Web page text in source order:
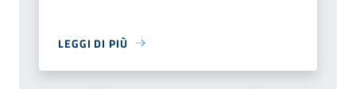
LEGGI DI PIÙ